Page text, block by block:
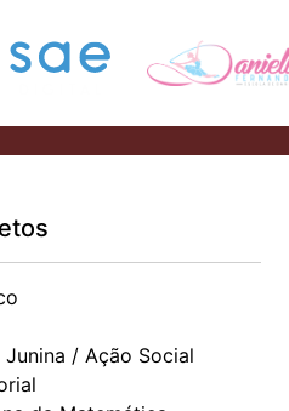
Junina / Ação Social